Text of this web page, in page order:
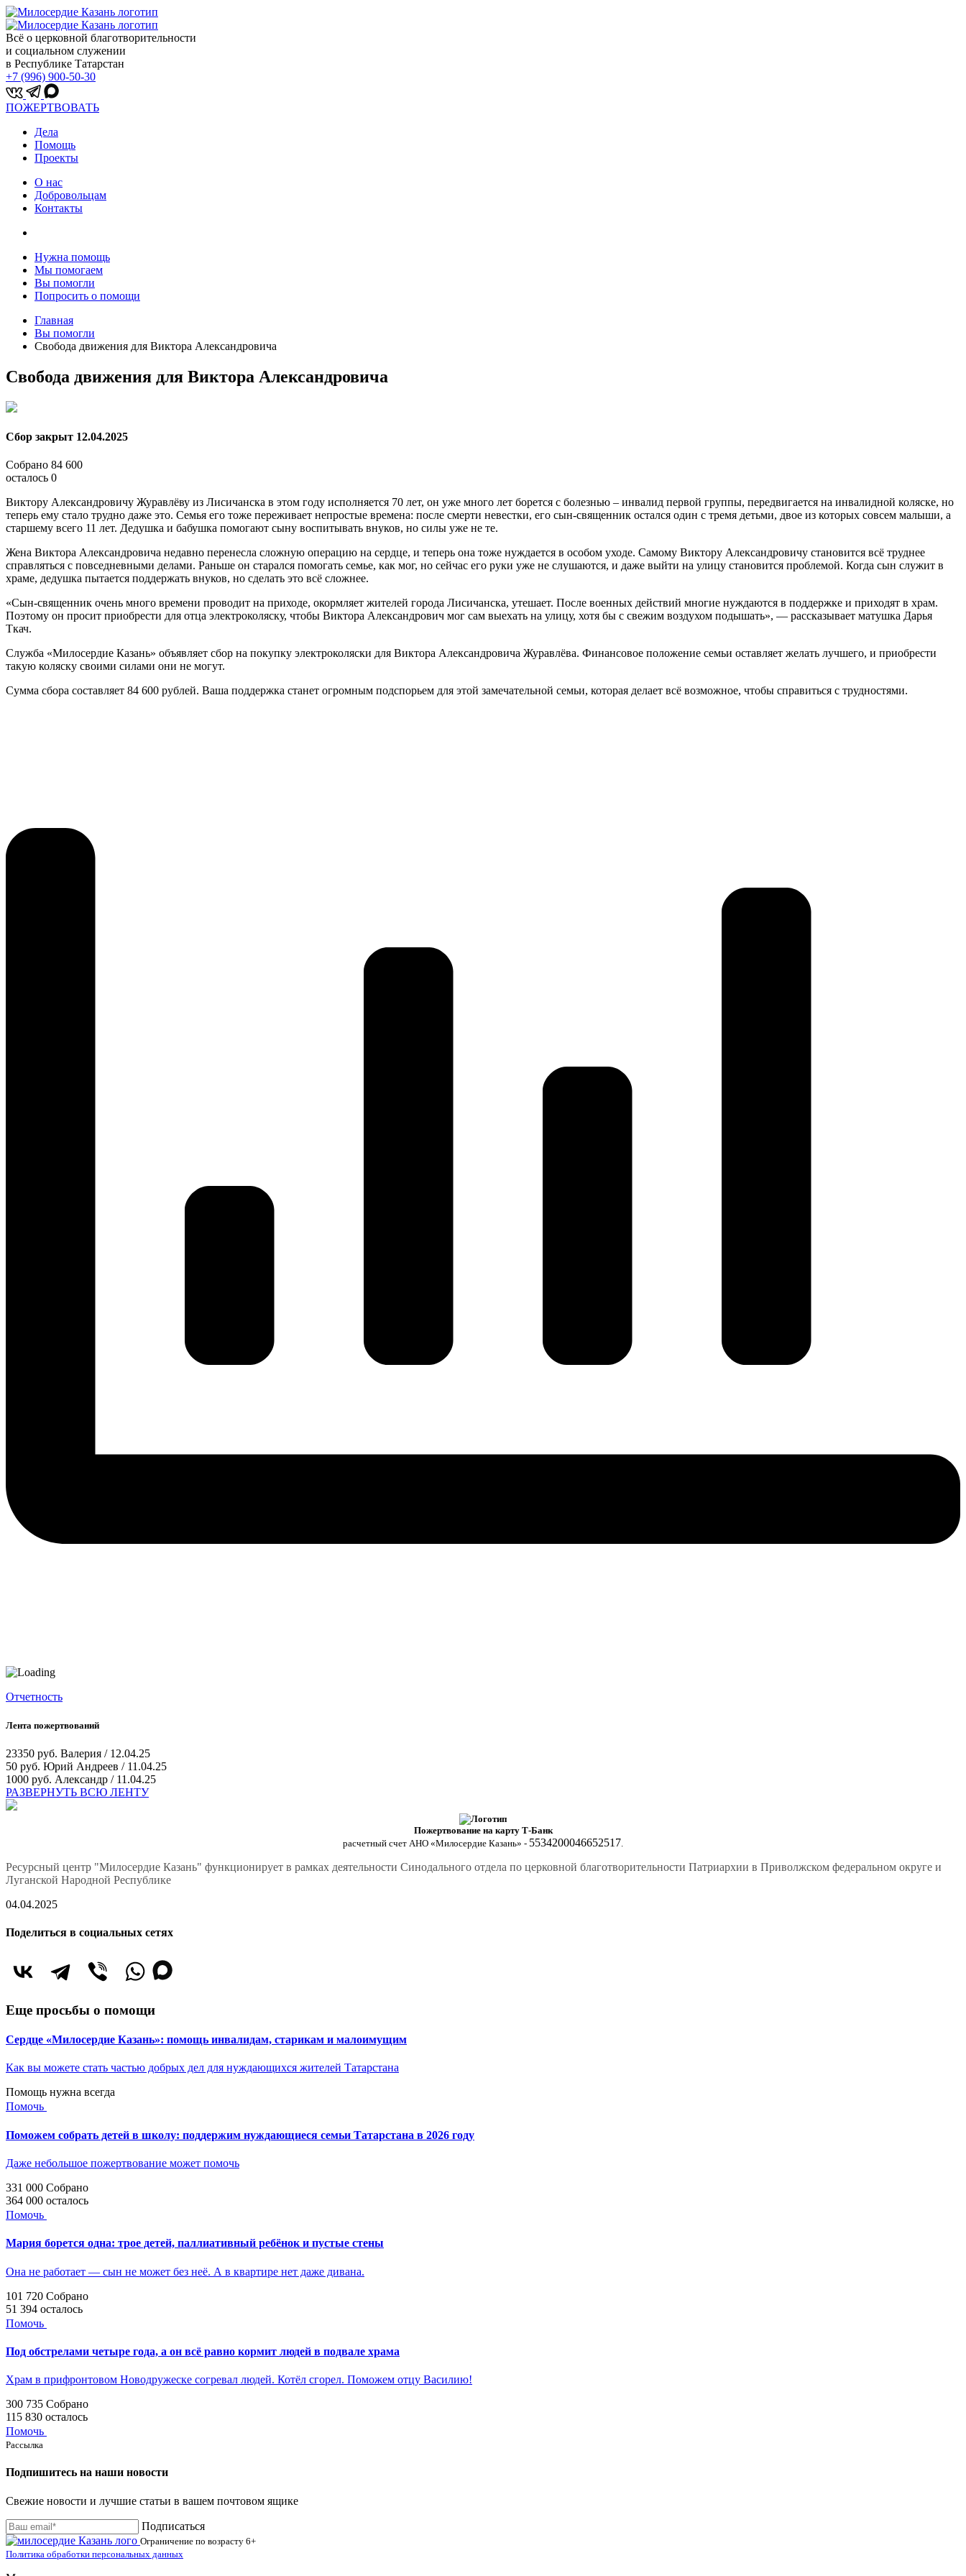
Всё о церковной благотворительности
и социальном служении
в Республике Татарстан
+7 (996) 900-50-30
ПОЖЕРТВОВАТЬ
Дела
Помощь
Проекты
О нас
Добровольцам
Контакты
Нужна помощь
Мы помогаем
Вы помогли
Попросить о помощи
Главная
Вы помогли
Свобода движения для Виктора Александровича
Свобода движения для Виктора Александровича
Сбор закрыт 12.04.2025
Собрано 84 600
осталось 0
Виктору Александровичу Журавлёву из Лисичанска в этом году исполняется 70 лет, он уже много лет борется с болезнью – инвалид первой группы, передвигается на инвалидной коляске, но
теперь ему стало трудно даже это. Семья его тоже переживает непростые времена: после смерти невестки, его сын-священник остался один с тремя детьми, двое из которых совсем малыши, а
старшему всего 11 лет. Дедушка и бабушка помогают сыну воспитывать внуков, но силы уже не те.
Жена Виктора Александровича недавно перенесла сложную операцию на сердце, и теперь она тоже нуждается в особом уходе. Самому Виктору Александровичу становится всё труднее
справляться с повседневными делами. Раньше он старался помогать семье, как мог, но сейчас его руки уже не слушаются, и даже выйти на улицу становится проблемой. Когда сын служит в
храме, дедушка пытается поддержать внуков, но сделать это всё сложнее.
«Сын-священник очень много времени проводит на приходе, окормляет жителей города Лисичанска, утешает. После военных действий многие нуждаются в поддержке и приходят в храм.
Поэтому он просит приобрести для отца электроколяску, чтобы Виктора Александрович мог сам выехать на улицу, хотя бы с свежим воздухом подышать», — рассказывает матушка Дарья
Ткач.
Служба «Милосердие Казань» объявляет сбор на покупку электроколяски для Виктора Александровича Журавлёва. Финансовое положение семьи оставляет желать лучшего, и приобрести
такую коляску своими силами они не могут.
Сумма сбора составляет 84 600 рублей. Ваша поддержка станет огромным подспорьем для этой замечательной семьи, которая делает всё возможное, чтобы справиться с трудностями.
Отчетность
Лента пожертвований
23350 руб. Валерия / 12.04.25
50 руб. Юрий Андреев / 11.04.25
1000 руб. Александр / 11.04.25
РАЗВЕРНУТЬ ВСЮ ЛЕНТУ
Пожертвование на карту Т-Банк
расчетный счет АНО «Милосердие Казань» - 5534200046652517
Ресурсный центр "Милосердие Казань" функционирует в рамках деятельности Синодального отдела по церковной благотворительности Патриархии в Приволжском федеральном округе и
Луганской Народной Республике
04.04.2025
Поделиться в социальных сетях
Еще просьбы о помощи
Сердце «Милосердие Казань»: помощь инвалидам, старикам и малоимущим
Как вы можете стать частью добрых дел для нуждающихся жителей Татарстана
Помощь нужна всегда
Помочь
Поможем собрать детей в школу: поддержим нуждающиеся семьи Татарстана в 2026 году
Даже небольшое пожертвование может помочь
331 000 Собрано
364 000 осталось
Помочь
Мария борется одна: трое детей, паллиативный ребёнок и пустые стены
Она не работает — сын не может без неё. А в квартире нет даже дивана.
101 720 Собрано
51 394 осталось
Помочь
Под обстрелами четыре года, а он всё равно кормит людей в подвале храма
Храм в прифронтовом Новодружеске согревал людей. Котёл сгорел. Поможем отцу Василию!
300 735 Собрано
115 830 осталось
Помочь
Рассылка
Подпишитесь на наши новости
Свежие новости и лучшие статьи в вашем почтовом ящике
Подписаться
Ограничение по возрасту 6+
Политика обработки персональных данных